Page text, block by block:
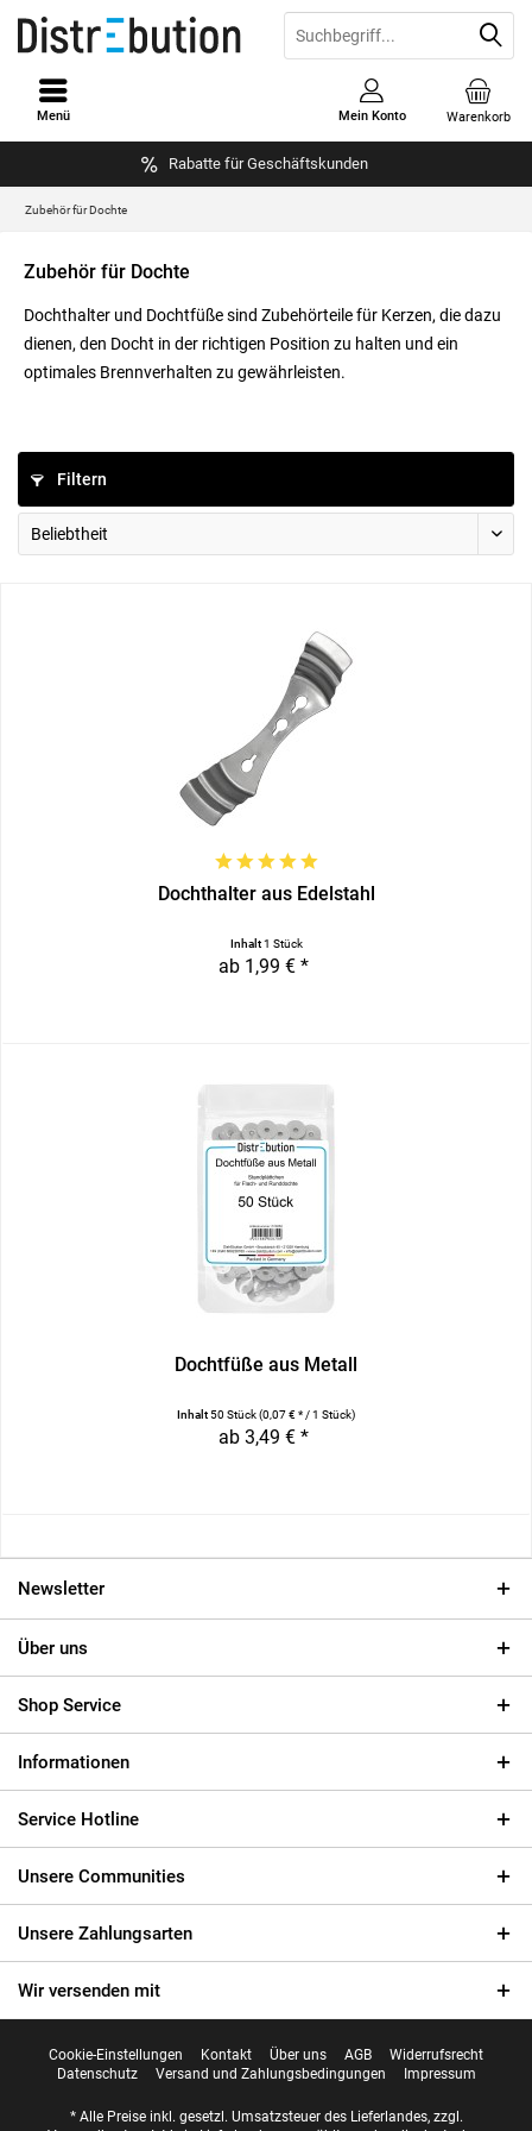
Rabatte für Geschäftskunden
Warenkorb
Mein Konto
Menü
Zubehör für Dochte
Zubehör für Dochte
Dochthalter und Dochtfüße sind Zubehörteile für Kerzen, die dazu
dienen, den Docht in der richtigen Position zu halten und ein
optimales Brennverhalten zu gewährleisten.
Filtern
Dochthalter aus Edelstahl
Inhalt1 Stück
ab 1,99 € *
Dochtfüße aus Metall
Inhalt50 Stück(0,07 € * / 1 Stück)
ab 3,49 € *
Newsletter
Über uns
Shop Service
Informationen
Service Hotline
Unsere Communities
Unsere Zahlungsarten
Wir versenden mit
Cookie-Einstellungen Kontakt Über uns AGB
Widerrufsrecht
Datenschutz
Versand und Zahlungsbedingungen Impressum
* Alle Preise inkl. gesetzl. Umsatzsteuer des Lieferlandes, zzgl.